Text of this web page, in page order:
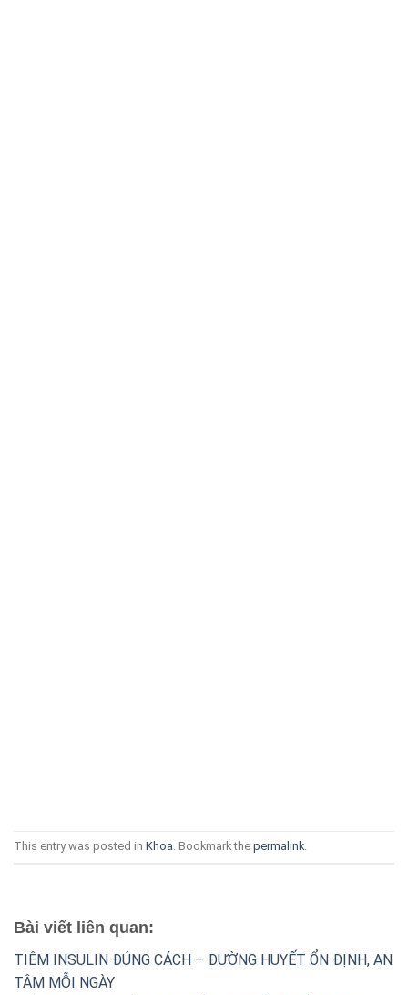
This entry was posted in Khoa. Bookmark the permalink.
Bài viết liên quan:
TIÊM INSULIN ĐÚNG CÁCH – ĐƯỜNG HUYẾT ỔN ĐỊNH, AN
TÂM MỖI NGÀY